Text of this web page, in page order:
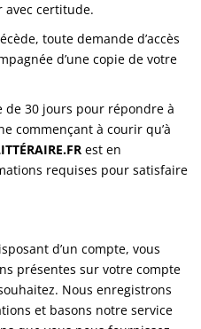
avec certitude.
toute demande d’accès
d’une copie de votre
de 30 jours pour répondre à
commençant à courir qu’à
est en
requises pour satisfaire
d’un compte, vous
présentes sur votre compte
Nous enregistrons
et basons notre service